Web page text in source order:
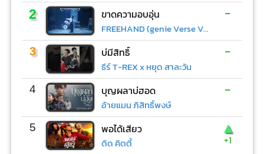
2 ขาดความอบอุ่น
FREEHAND (genie Verse Vol.1)
-
3 บ่มีสิทธิ์
ธีร์ T-REX x หยุด สาละวัน
-
4 บุญผลาบ่ฮอด
อ้ายแมน ภิสิทธิ์พงษ์
-
5 พอได้เสียว
ดิด คิตตี้
▲
+1